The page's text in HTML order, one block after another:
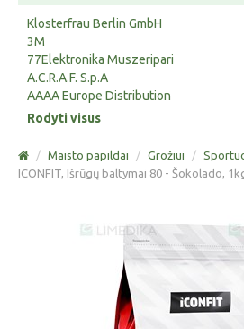
Klosterfrau Berlin GmbH
3M
77Elektronika Muszeripari
A.C.R.A.F. S.p.A
AAAA Europe Distribution
Rodyti visus
/ Maisto papildai / Grožiui /
ICONFIT, Išrūgų baltymai 80 - Šokolado,